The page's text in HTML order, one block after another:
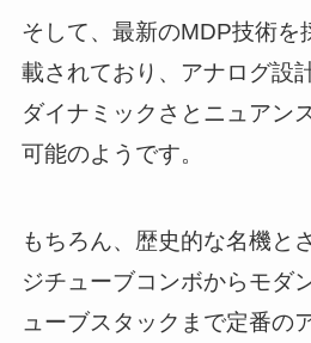
そして、最新のMDP技術を
載されており、アナログ設
ダイナミックさとニュアン
可能のようです。
もちろん、歴史的な名機と
ジチューブコンボからモダ
ューブスタックまで定番の